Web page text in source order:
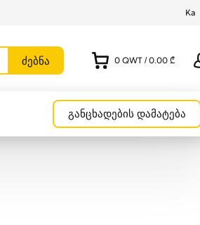
Ka
0 QWT / 0.00 ₾
განცხადების დამატება